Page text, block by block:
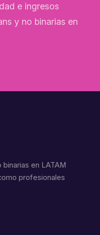
e ingresos
y no binarias en
en LATAM
profesionales